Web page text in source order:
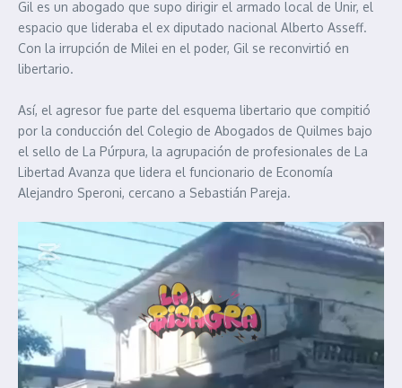
Gil es un abogado que supo dirigir el armado local de Unir, el
espacio que lideraba el ex diputado nacional Alberto Asseff.
Con la irrupción de Milei en el poder, Gil se reconvirtió en
libertario.
Así, el agresor fue parte del esquema libertario que compitió
por la conducción del Colegio de Abogados de Quilmes bajo
el sello de La Púrpura, la agrupación de profesionales de La
Libertad Avanza que lidera el funcionario de Economía
Alejandro Speroni, cercano a Sebastián Pareja.